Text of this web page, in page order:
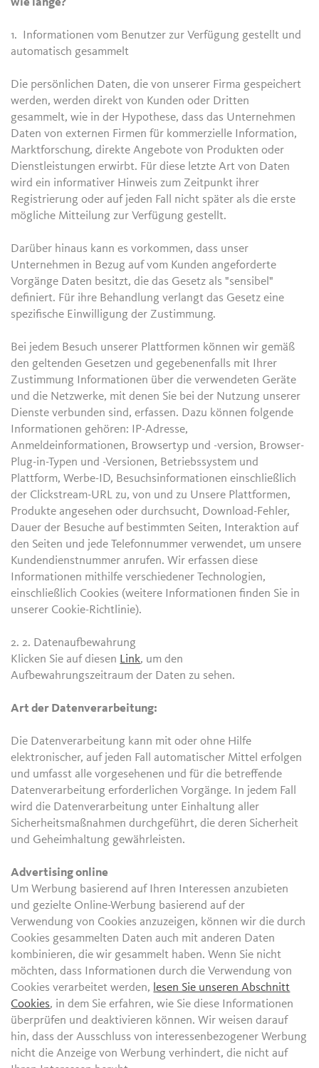
wie lange?
1. Informationen vom Benutzer zur Verfügung gestellt und
automatisch gesammelt
Die persönlichen Daten, die von unserer Firma gespeichert
werden, werden direkt von Kunden oder Dritten
gesammelt, wie in der Hypothese, dass das Unternehmen
Daten von externen Firmen für kommerzielle Information,
Marktforschung, direkte Angebote von Produkten oder
Dienstleistungen erwirbt. Für diese letzte Art von Daten
wird ein informativer Hinweis zum Zeitpunkt ihrer
Registrierung oder auf jeden Fall nicht später als die erste
mögliche Mitteilung zur Verfügung gestellt.
Darüber hinaus kann es vorkommen, dass unser
Unternehmen in Bezug auf vom Kunden angeforderte
Vorgänge Daten besitzt, die das Gesetz als "sensibel"
definiert. Für ihre Behandlung verlangt das Gesetz eine
spezifische Einwilligung der Zustimmung.
Bei jedem Besuch unserer Plattformen können wir gemäß
den geltenden Gesetzen und gegebenenfalls mit Ihrer
Zustimmung Informationen über die verwendeten Geräte
und die Netzwerke, mit denen Sie bei der Nutzung unserer
Dienste verbunden sind, erfassen. Dazu können folgende
Informationen gehören: IP-Adresse,
Anmeldeinformationen, Browsertyp und -version, Browser-
Plug-in-Typen und -Versionen, Betriebssystem und
Plattform, Werbe-ID, Besuchsinformationen einschließlich
der Clickstream-URL zu, von und zu Unsere Plattformen,
Produkte angesehen oder durchsucht, Download-Fehler,
Dauer der Besuche auf bestimmten Seiten, Interaktion auf
den Seiten und jede Telefonnummer verwendet, um unsere
Kundendienstnummer anrufen. Wir erfassen diese
Informationen mithilfe verschiedener Technologien,
einschließlich Cookies (weitere Informationen finden Sie in
unserer Cookie-Richtlinie).
2. 2. Datenaufbewahrung
Klicken Sie auf diesen Link, um den
Aufbewahrungszeitraum der Daten zu sehen.
Art der Datenverarbeitung:
Die Datenverarbeitung kann mit oder ohne Hilfe
elektronischer, auf jeden Fall automatischer Mittel erfolgen
und umfasst alle vorgesehenen und für die betreffende
Datenverarbeitung erforderlichen Vorgänge. In jedem Fall
wird die Datenverarbeitung unter Einhaltung aller
Sicherheitsmaßnahmen durchgeführt, die deren Sicherheit
und Geheimhaltung gewährleisten.
Advertising online
Um Werbung basierend auf Ihren Interessen anzubieten
und gezielte Online-Werbung basierend auf der
Verwendung von Cookies anzuzeigen, können wir die durch
Cookies gesammelten Daten auch mit anderen Daten
kombinieren, die wir gesammelt haben. Wenn Sie nicht
möchten, dass Informationen durch die Verwendung von
Cookies verarbeitet werden, lesen Sie unseren Abschnitt
Cookies, in dem Sie erfahren, wie Sie diese Informationen
überprüfen und deaktivieren können. Wir weisen darauf
hin, dass der Ausschluss von interessenbezogener Werbung
nicht die Anzeige von Werbung verhindert, die nicht auf